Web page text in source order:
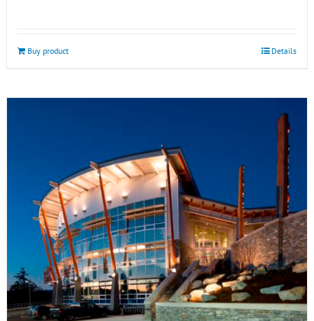
Buy product Details